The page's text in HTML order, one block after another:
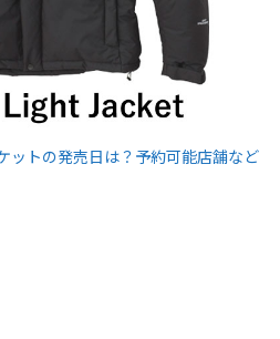
ットの発売日は？予約可能店舗など